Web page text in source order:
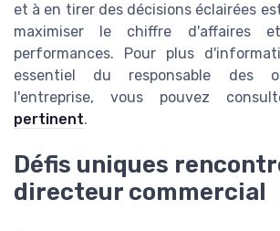
et à en tirer des décisions éclairées
maximiser le chiffre d'affaires
performances. Pour plus
essentiel du responsable des
l'entreprise, vous pouvez
pertinent.
Défis uniques
directeur commercial